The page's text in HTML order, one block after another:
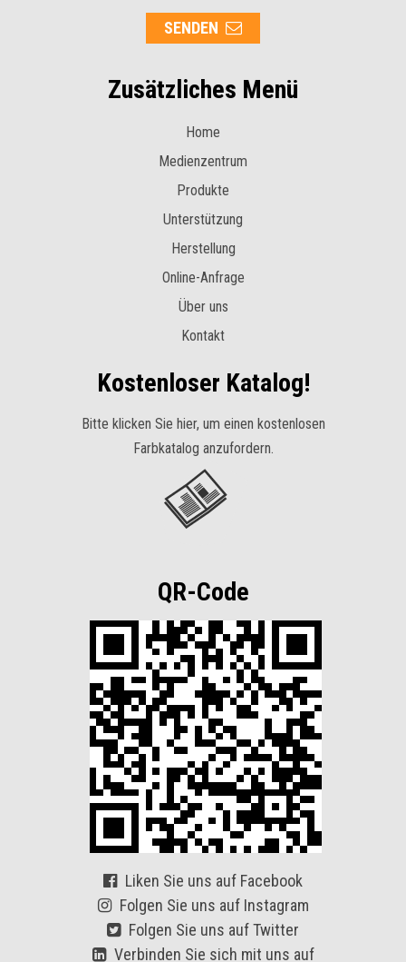
SENDEN
Zusätzliches Menü
Home
Medienzentrum
Produkte
Unterstützung
Herstellung
Online-Anfrage
Über uns
Kontakt
Kostenloser Katalog!
Bitte klicken Sie hier, um einen kostenlosen
Farbkatalog anzufordern.
QR-Code
Liken Sie uns auf Facebook
Folgen Sie uns auf Instagram
Folgen Sie uns auf Twitter
Verbinden Sie sich mit uns auf